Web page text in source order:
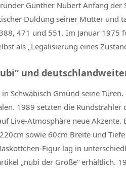
Günther Nubert Anfang der
Duldung seiner Mutter und
471 und 551. Im Januar
als „Legalisierung eines
und
Schwäbisch Gmünd seine
1989 setzten die
Live-Atmosphäre neue Akzente.
sowie 60cm Breite und
Figur lag in
„nubi der Große“ erhältlich.